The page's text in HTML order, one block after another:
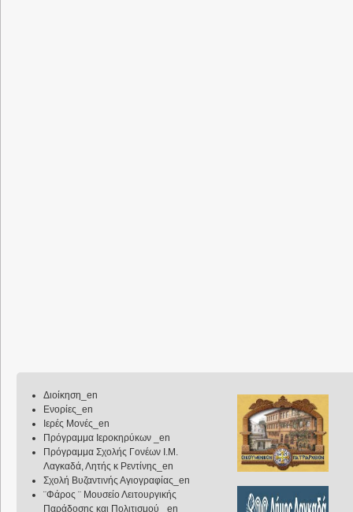
Διοίκηση_en
Ενορίες_en
Ιερές Μονές_en
Πρόγραμμα Ιεροκηρύκων _en
Πρόγραμμα Σχολής Γονέων Ι.Μ.
Λαγκαδά, Λητής κ Ρεντίνης_en
Σχολή Βυζαντινής Αγιογραφίας_en
¨Φάρος ¨ Μουσείο Λειτουργικής
Παράδοσης και Πολιτισμού _en